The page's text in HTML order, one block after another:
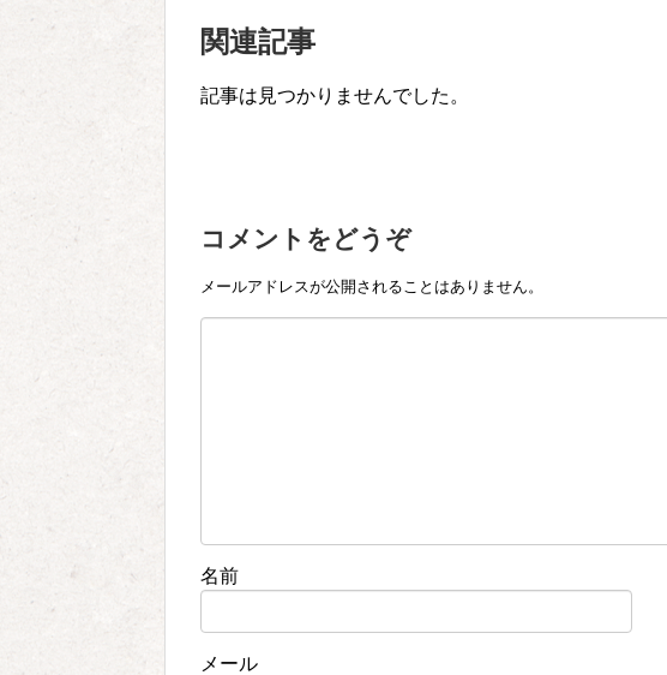
関連記事
記事は見つかりませんでした。
コメントをどうぞ
メールアドレスが公開されることはありません。
名前
メール